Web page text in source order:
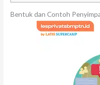
Bentuk dan Contoh